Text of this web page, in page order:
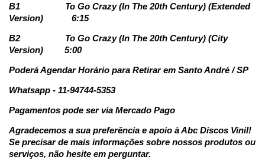
B1
To Go Crazy (In The 20th Century) (Extended
Version)
6:15
B2
To Go Crazy (In The 20th Century) (City
Version)
5:00
Poderá Agendar Horário para Retirar em Santo André / SP
Whatsapp - 11-94744-5353
Pagamentos pode ser via Mercado Pago
Agradecemos a sua preferência e apoio à Abc Discos Vinil!
Se precisar de mais informações sobre nossos produtos ou
serviços, não hesite em perguntar.